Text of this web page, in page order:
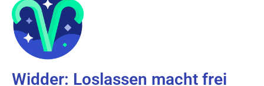
Widder: Loslassen macht frei